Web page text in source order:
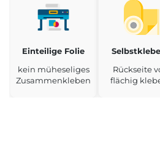
Einteilige Folie
kein müheseliges
Zusammenkleben
Rückseite
flächig